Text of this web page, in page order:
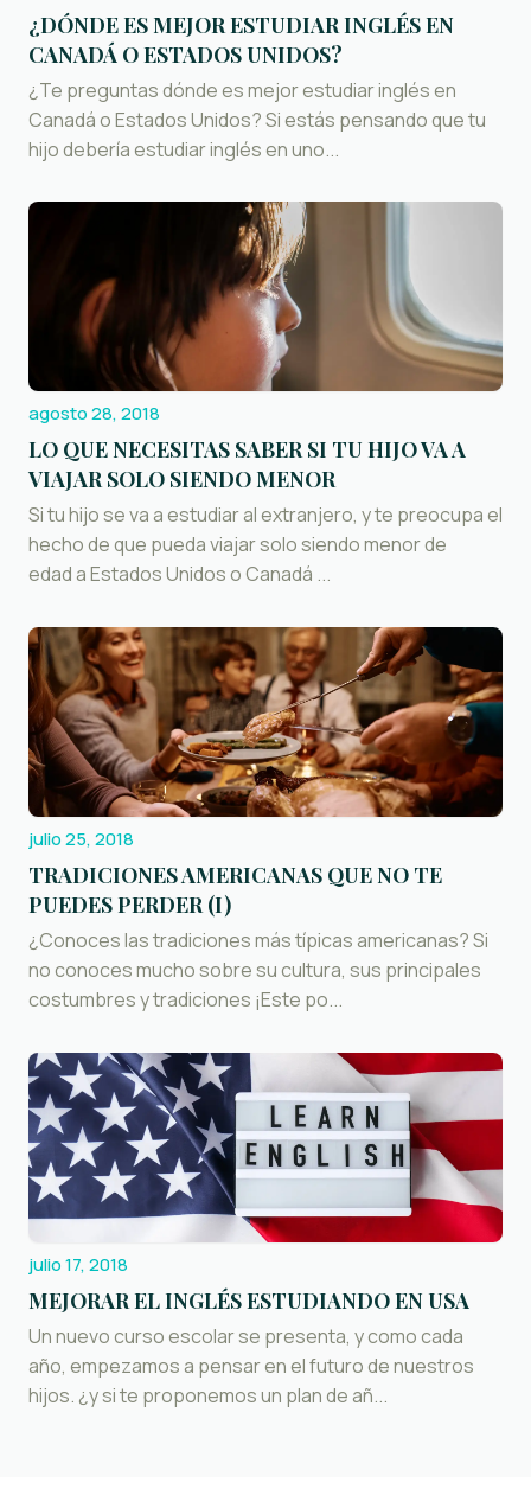
¿DÓNDE ES MEJOR ESTUDIAR INGLÉS EN
CANADÁ O ESTADOS UNIDOS?
¿Te preguntas dónde es mejor estudiar inglés en
Canadá o Estados Unidos? Si estás pensando que tu
hijo debería estudiar inglés en uno...
agosto 28, 2018
LO QUE NECESITAS SABER SI TU HIJO VA A
VIAJAR SOLO SIENDO MENOR
Si tu hijo se va a estudiar al extranjero, y te preocupa el
hecho de que pueda viajar solo siendo menor de
edad a Estados Unidos o Canadá ...
julio 25, 2018
TRADICIONES AMERICANAS QUE NO TE
PUEDES PERDER (I)
¿Conoces las tradiciones más típicas americanas? Si
no conoces mucho sobre su cultura, sus principales
costumbres y tradiciones ¡Este po...
julio 17, 2018
MEJORAR EL INGLÉS ESTUDIANDO EN USA
Un nuevo curso escolar se presenta, y como cada
año, empezamos a pensar en el futuro de nuestros
hijos. ¿y si te proponemos un plan de añ...